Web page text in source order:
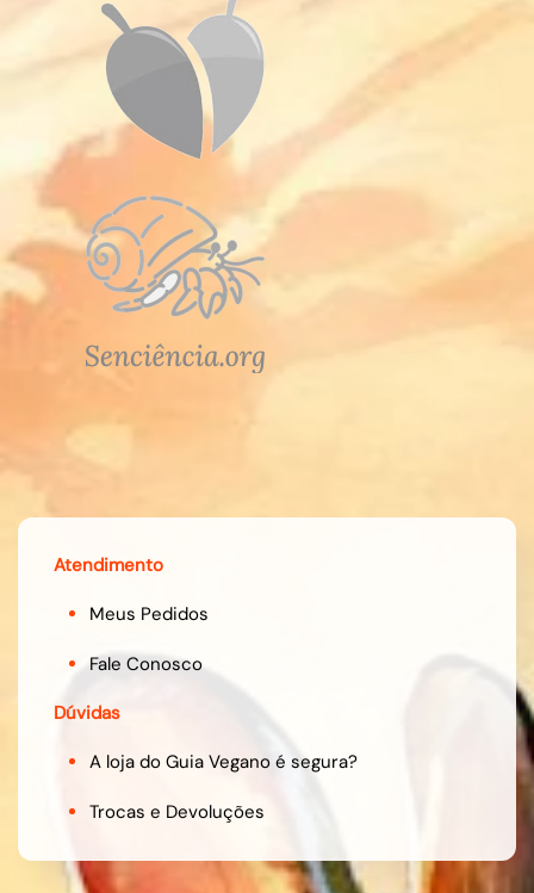
Atendimento
Meus Pedidos
Fale Conosco
Dúvidas
A loja do Guia Vegano é segura?
Trocas e Devoluções